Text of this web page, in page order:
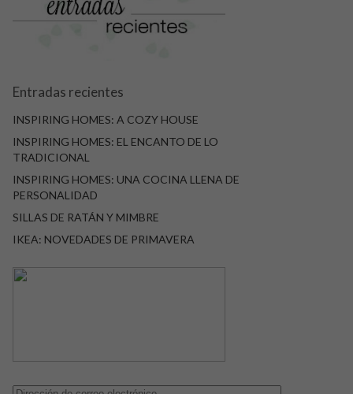
Entradas recientes
INSPIRING HOMES: A COZY HOUSE
INSPIRING HOMES: EL ENCANTO DE LO
TRADICIONAL
INSPIRING HOMES: UNA COCINA LLENA DE
PERSONALIDAD
SILLAS DE RATÁN Y MIMBRE
IKEA: NOVEDADES DE PRIMAVERA